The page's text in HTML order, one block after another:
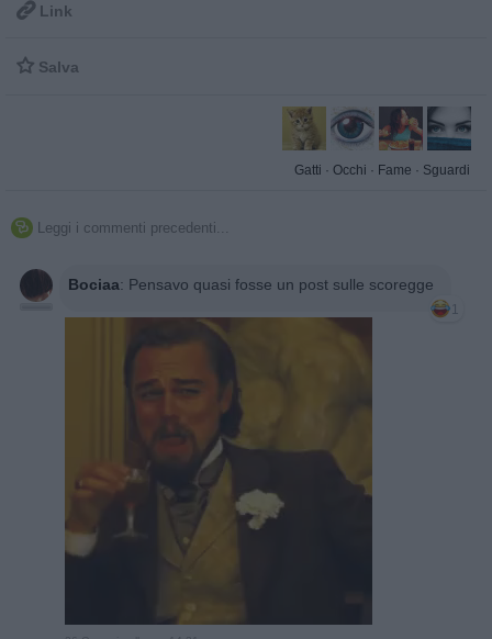
 Link
 Salva
Gatti · Occhi · Fame · Sguardi
 Leggi i commenti precedenti...
Bociaa: Pensavo quasi fosse un post sulle scoregge
1